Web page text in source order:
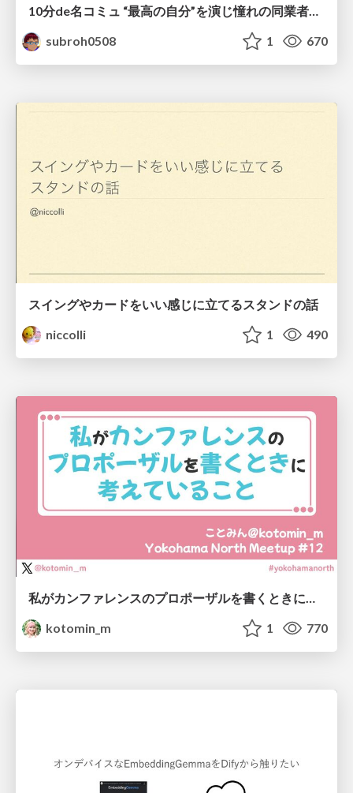
subroh0508
1 670
スイングやカードをいい感じに立てるスタンドの話
niccolli
1 490
私がカンファレンスのプロポーザルを書くときに考えていること
kotomin_m
1 770